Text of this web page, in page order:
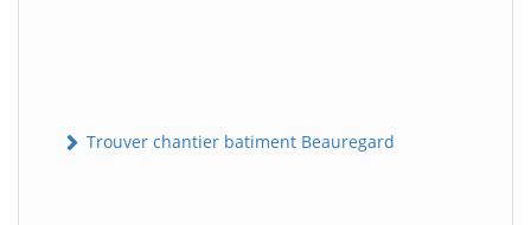
Trouver chantier batiment Beauregard